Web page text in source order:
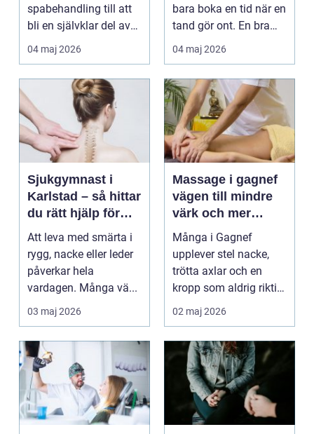
spabehandling till att
bli en självklar del av
mångas vardag...
04 maj 2026
bara boka en tid när en
tand gör ont. En bra
tandvårdskli...
04 maj 2026
Sjukgymnast i
Karlstad – så hittar
du rätt hjälp för
smärta och rehab
Att leva med smärta i
rygg, nacke eller leder
påverkar hela
vardagen. Många vä...
03 maj 2026
Massage i gagnef
vägen till mindre
värk och mer
vardagsenergi
Många i Gagnef
upplever stel nacke,
trötta axlar och en
kropp som aldrig riktigt
hinner återhämta si...
02 maj 2026